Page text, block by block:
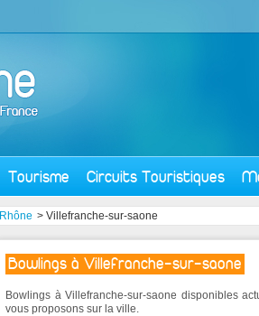
Tourisme Circuits Touristiques
Rhône > Villefranche-sur-saone
Bowlings à Villefranche-sur-saone
Bowlings à Villefranche-sur-saone disponibles
vous proposons sur la ville.